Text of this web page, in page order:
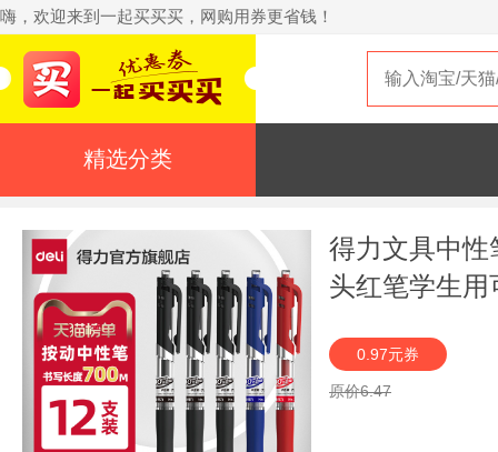
嗨，欢迎来到一起买买买，网购用券更省钱！
精选分类
得力文具中性
头红笔学生
超越k35
0.97元券
原价6.47